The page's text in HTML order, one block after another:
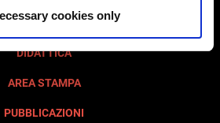
cookies only
E MOSTRE
DIDATTICA
AREA STAMPA
PUBBLICAZIONI